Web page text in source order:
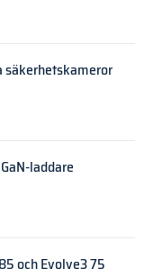
säkerhetskameror
laddare
och Evolve3 75